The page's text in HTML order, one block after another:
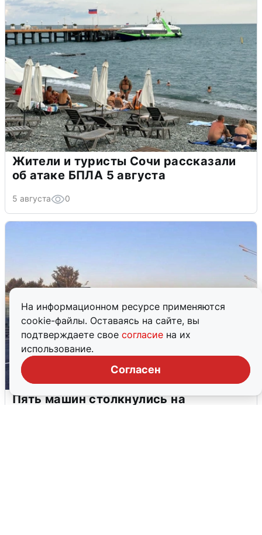
На информационном ресурсе применяются
cookie-файлы. Оставаясь на сайте, вы
подтверждаете свое согласие на их
использование.
Согласен
Жители и туристы Сочи рассказали
об атаке БПЛА 5 августа
5 августа 0
Пять машин столкнулись на